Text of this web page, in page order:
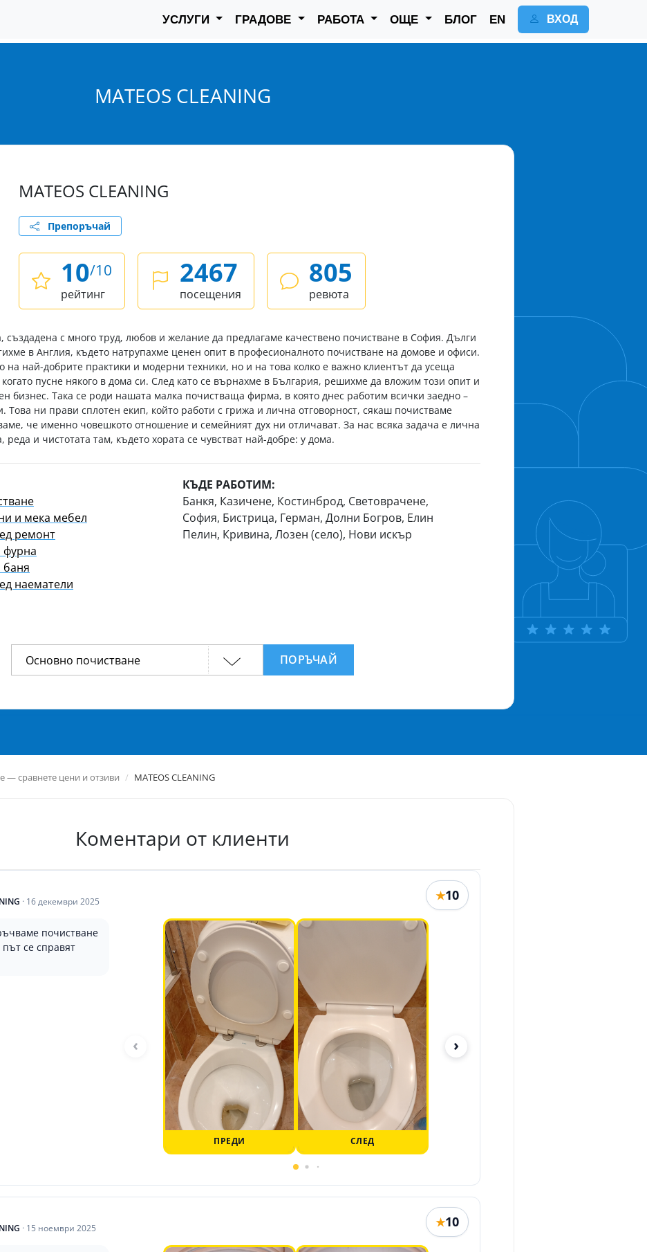
УСЛУГИ ГРАДОВЕ РАБОТА ОЩЕ БЛОГ EN ВХОД
MATEOS CLEANING
MATEOS CLEANING
Препоръчай
10/10
рейтинг
2467
посещения
805
ревюта
с много труд, любов и желание да предлагаме качествено почистване в София. Дълги
в Англия, където натрупахме ценен опит в професионалното почистване на домове и офиси.
на най-добрите практики и модерни техники, но и на това колко е важно клиентът да усеща
пусне някого в дома си. След като се върнахме в България, решихме да вложим този опит и
бизнес. Така се роди нашата малка почистваща фирма, в която днес работим всички заедно –
Това ни прави сплотен екип, който работи с грижа и лична отговорност, сякаш почистваме
че именно човешкото отношение и семейният дух ни отличават. За нас всяка задача е лична
и чистотата там, където хората се чувстват най-добре: у дома.
и мека мебел
ремонт
фурна
баня
наематели
КЪДЕ РАБОТИМ:
Банкя, Казичене, Костинброд, Световрачeне,
София, Бистрица, Герман, Долни Богров, Елин
Пелин, Кривина, Лозен (село), Нови искър
ПОРЪЧАЙ
— сравнете цени и отзиви MATEOS CLEANING
Коментари от клиенти
· 16 декември 2025 ★10
почистване
се справят
ПРЕДИ СЛЕД
‹ ›
· 15 ноември 2025 ★10